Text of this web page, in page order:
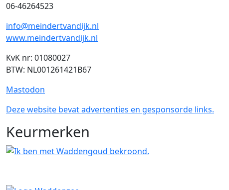
06-46264523
info@meindertvandijk.nl
www.meindertvandijk.nl
KvK nr: 01080027
BTW: NL001261421B67
Mastodon
Deze website bevat advertenties en gesponsorde links.
Keurmerken